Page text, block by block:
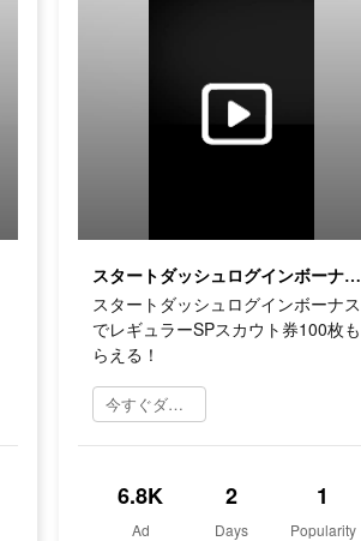
スタートダッシュログインボーナスでレギュラーSPスカウト券100枚もらえる！
スタートダッシュログインボーナス
でレギュラーSPスカウト券100枚も
らえる！
今すぐダウンロード
6.8K
Ad
2
Days
1
Popularity